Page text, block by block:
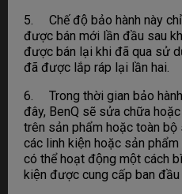
5. Chế độ bảo hành này
được bán mới lần đầu sau
được bán lại khi đã qua sử
đã được lắp ráp lại lần hai.
6. Trong thời gian bảo
đây, BenQ sẽ sửa chữa
trên sản phẩm hoặc toàn
các linh kiện hoặc sản
có thể hoạt động một cách
kiện được cung cấp ban đầu